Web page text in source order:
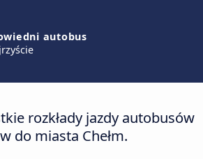
autobus
rozkłady jazdy autobusów
do miasta Chełm.